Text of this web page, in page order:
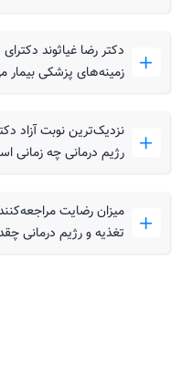
دکتر رضا غیاثوند
مراجعه بفرمایید و
در هر صورت رضایت
رژیم غذایی در دوران
دکتر رضا غیاثوند
زمینه‌های پزشکی بیمار
نزدیک‌ترین نوبت آزاد
رژیم درمانی چه زمانی
میزان رضایت
تغذیه و رژیم درمانی